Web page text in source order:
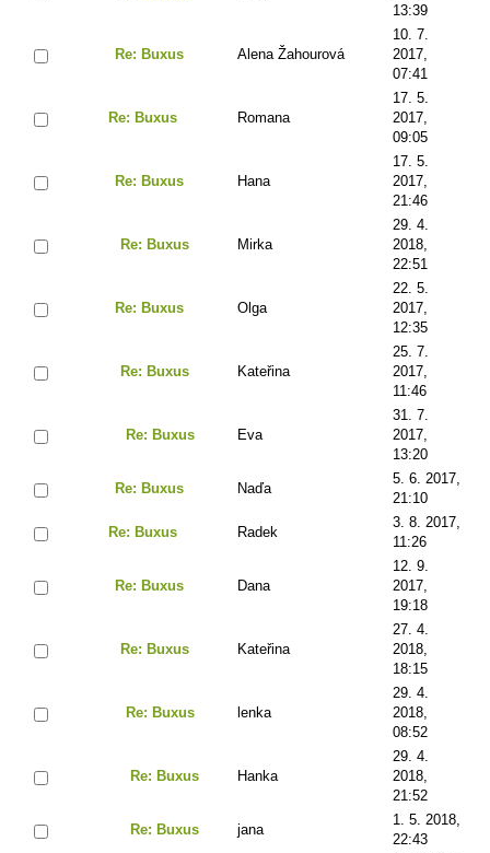
13:39
Re: Buxus Alena Žahourová
10. 7.
2017,
07:41
Re: Buxus Romana
17. 5.
2017,
09:05
Re: Buxus Hana
17. 5.
2017,
21:46
Re: Buxus Mirka
29. 4.
2018,
22:51
Re: Buxus Olga
22. 5.
2017,
12:35
Re: Buxus Kateřina
25. 7.
2017,
11:46
Re: Buxus Eva
31. 7.
2017,
13:20
Re: Buxus Naďa
5. 6. 2017,
21:10
Re: Buxus Radek
3. 8. 2017,
11:26
Re: Buxus Dana
12. 9.
2017,
19:18
Re: Buxus Kateřina
27. 4.
2018,
18:15
Re: Buxus lenka
29. 4.
2018,
08:52
Re: Buxus Hanka
29. 4.
2018,
21:52
Re: Buxus jana
1. 5. 2018,
22:43